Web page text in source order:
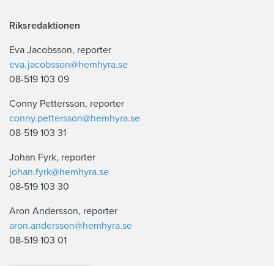
Riksredaktionen
Eva Jacobsson, reporter
eva.jacobsson@hemhyra.se
08-519 103 09
Conny Pettersson, reporter
conny.pettersson@hemhyra.se
08-519 103 31
Johan Fyrk, reporter
johan.fyrk@hemhyra.se
08-519 103 30
Aron Andersson, reporter
aron.andersson@hemhyra.se
08-519 103 01